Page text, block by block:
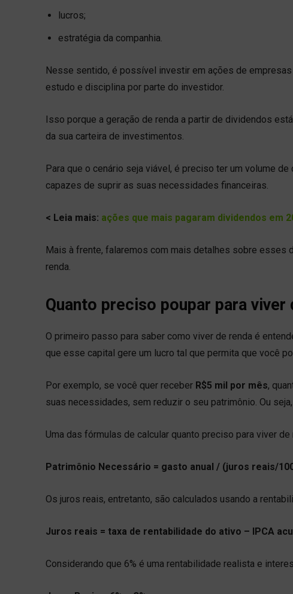
lucros;
estratégia da companhia.
Nesse sentido, é possível investir em ações de
estudo e disciplina por parte do investidor.
Isso porque a geração de renda a partir de dividendos
da sua carteira de investimentos.
Para que o cenário seja viável, é preciso ter um volume
capazes de suprir as suas necessidades financeiras.
< Leia mais: ações que mais pagaram dividendos em
Mais à frente, falaremos com mais detalhes sobre esses
renda.
Quanto preciso poupar para viver
O primeiro passo para saber como viver de renda é
que esse capital gere um lucro tal que permita que você
Por exemplo, se você quer receber R$5 mil por mês,
suas necessidades, sem reduzir o seu patrimônio. Ou
Uma das fórmulas de calcular quanto preciso para viver de
Patrimônio Necessário = gasto anual / (juros reais/
Os juros reais, entretanto, são calculados usando a
Juros reais = taxa de rentabilidade do ativo – IPCA
Considerando que 6% é uma rentabilidade realista e